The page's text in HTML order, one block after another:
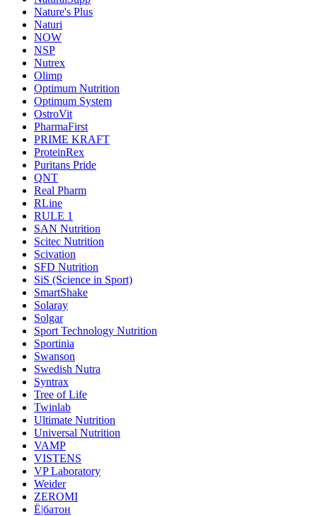
Nature's Plus
Naturi
NOW
NSP
Nutrex
Olimp
Optimum Nutrition
Optimum System
OstroVit
PharmaFirst
PRIME KRAFT
ProteinRex
Puritans Pride
QNT
Real Pharm
RLine
RULE 1
SAN Nutrition
Scitec Nutrition
Scivation
SFD Nutrition
SiS (Science in Sport)
SmartShake
Solaray
Solgar
Sport Technology Nutrition
Sportinia
Swanson
Swedish Nutra
Syntrax
Tree of Life
Twinlab
Ultimate Nutrition
Universal Nutrition
VAMP
VISTENS
VP Laboratory
Weider
ZEROMI
Ё|батон